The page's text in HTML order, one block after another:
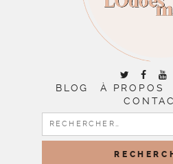
BLOG À PROPOS